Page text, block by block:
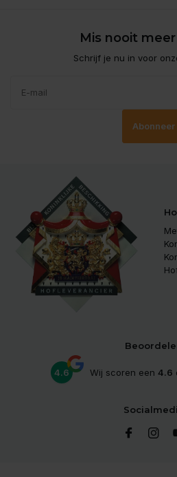
Mis nooit
Schrijf je nu in voor
Abonneer
4.6 Wij scoren een 4.6